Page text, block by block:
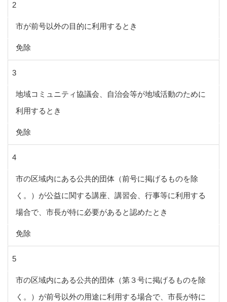
2
市が前号以外の目的に利用するとき
免除
3
地域コミュニティ協議会、自治会等が地域活動のために
利用するとき
免除
4
市の区域内にある公共的団体（前号に掲げるものを除
く。）が公益に関する講座、講習会、行事等に利用する
場合で、市長が特に必要があると認めたとき
免除
5
市の区域内にある公共的団体（第３号に掲げるものを除
く。）が前号以外の用途に利用する場合で、市長が特に